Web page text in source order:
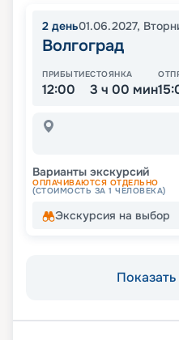
2 день01.06.2027,
Волгоград
ПРИБЫТИЕ
12:00
СТОЯНКА
3 ч 00 мин
Варианты экскурсий
ОПЛАЧИВАЮТСЯ ОТДЕЛЬНО
(СТОИМОСТЬ ЗА 1 ЧЕЛОВЕКА)
Экскурсия на выбор